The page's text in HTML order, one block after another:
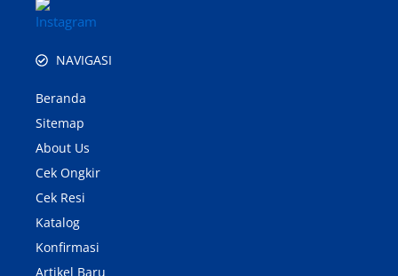
NAVIGASI
Beranda
Sitemap
About Us
Cek Ongkir
Cek Resi
Katalog
Konfirmasi
Artikel Baru